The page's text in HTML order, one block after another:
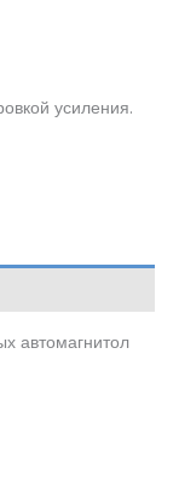
усиления.
автомагнитол